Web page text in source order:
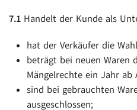
7.1 Handelt der Kunde als
hat der Verkäufer die
beträgt bei neuen Waren
Mängelrechte ein Jahr ab
sind bei gebrauchten
ausgeschlossen;